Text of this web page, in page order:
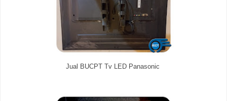
Jual BUCPT Tv LED Panasonic